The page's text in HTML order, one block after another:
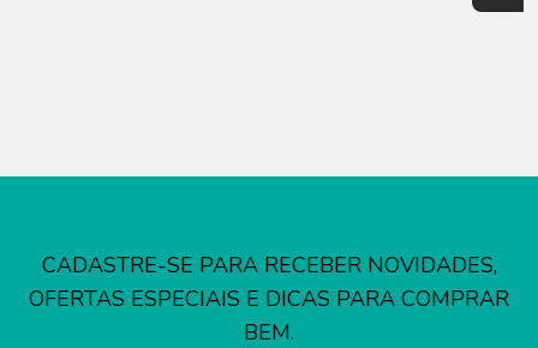
CADASTRE-SE PARA RECEBER NOVIDADES,
OFERTAS ESPECIAIS E DICAS PARA COMPRAR
BEM.